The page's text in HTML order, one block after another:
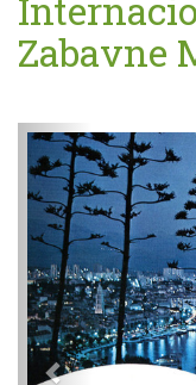
Zabavne
Sljedeće